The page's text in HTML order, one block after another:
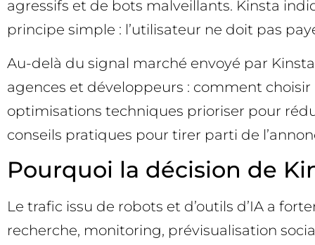
agressifs et de bots malveillants. Kinsta
principe simple : l’utilisateur ne doit pas
Au-delà du signal marché envoyé par
agences et développeurs : comment
optimisations techniques prioriser pour
conseils pratiques pour tirer parti de
Pourquoi la décision de
Le trafic issu de robots et d’outils d’IA a
recherche, monitoring, prévisualisation